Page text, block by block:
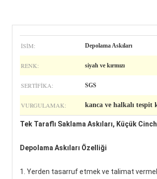
İSIM: Depolama Askıları
RENK: siyah ve kırmızı
SERTIFIKA: SGS
VURGULAMAK: kanca ve halkalı tespit
Tek Taraflı Saklama Askıları, Küçük Cinch
Depolama Askıları Özelliği
1. Yerden tasarruf etmek ve talimat